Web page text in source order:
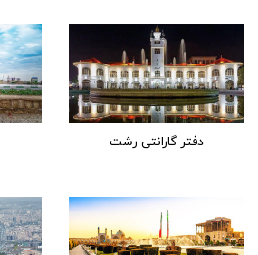
دفتر گارانتی رشت